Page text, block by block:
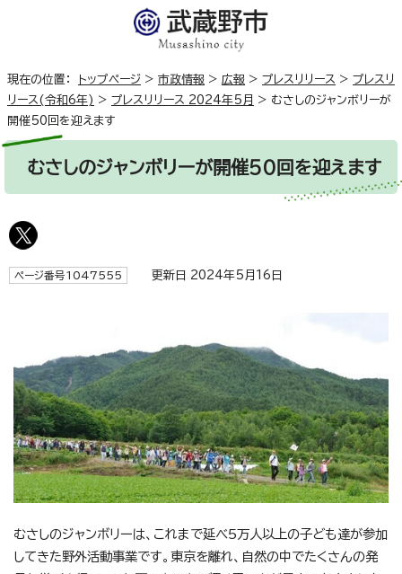
現在の位置： トップページ > 市政情報 > 広報 > プレスリリース > プレスリ
リース(令和6年) > プレスリリース 2024年5月 > むさしのジャンボリーが
開催50回を迎えます
むさしのジャンボリーが開催50回を迎えます
ページ番号1047555 更新日 2024年5月16日
むさしのジャンボリーは、これまで延べ5万人以上の子ども達が参加
してきた野外活動事業です。東京を離れ、自然の中でたくさんの発